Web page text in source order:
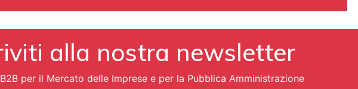
alla nostra newsletter
per il Mercato delle Imprese e per la Pubblica Amministrazione